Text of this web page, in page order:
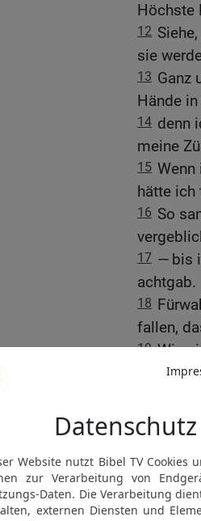
Höchste
12
sie
13 Ganz
Hände
14 denn
meine
15 Wenn
hätte ich
16 So
17 — bis
achtgab.
18
fallen,
19 Wie
Wie
wirst du,
21 Als
Stechen
22
da
ein Vieh